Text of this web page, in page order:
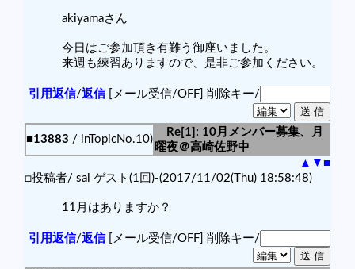
akiyamaさん
今日はご参加頂き有難う御座いました。
来週も練習ありますので、是非ご参加ください。
引用返信/返信[メール受信/OFF] 削除キー/
■13883 / inTopicNo.10)
Re[1]: 10月メンバー募集、月
曜夜＠高崎佐野中
▲ ▼ ■
□投稿者/ sai ゲスト(1回)-(2017/11/02(Thu) 18:58:48)
11月はありますか？
引用返信/返信[メール受信/OFF] 削除キー/